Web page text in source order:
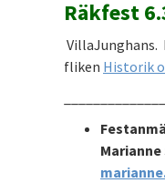
Räkfest
VillaJunghans.
fliken Historik